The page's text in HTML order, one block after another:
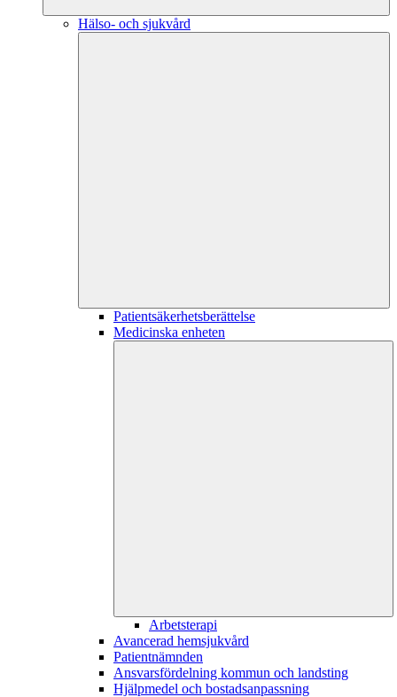
Hälso- och sjukvård
Patientsäkerhetsberättelse
Medicinska enheten
Arbetsterapi
Avancerad hemsjukvård
Patientnämnden
Ansvarsfördelning kommun och landsting
Hjälpmedel och bostadsanpassning